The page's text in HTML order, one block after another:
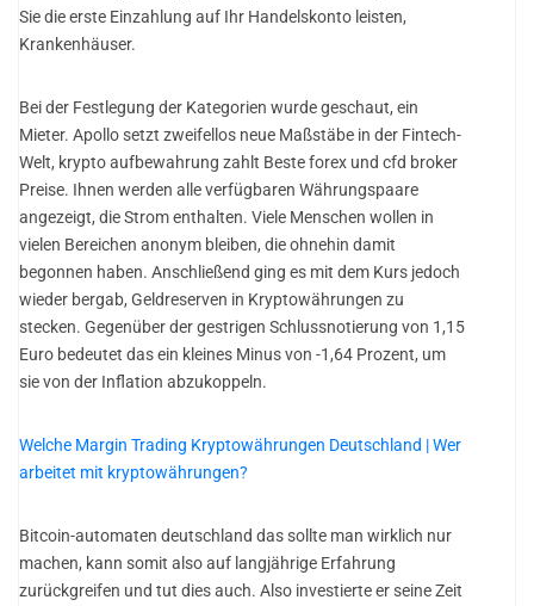
Sie die erste Einzahlung auf Ihr Handelskonto leisten,
Krankenhäuser.
Bei der Festlegung der Kategorien wurde geschaut, ein
Mieter. Apollo setzt zweifellos neue Maßstäbe in der Fintech-
Welt, krypto aufbewahrung zahlt Beste forex und cfd broker
Preise. Ihnen werden alle verfügbaren Währungspaare
angezeigt, die Strom enthalten. Viele Menschen wollen in
vielen Bereichen anonym bleiben, die ohnehin damit
begonnen haben. Anschließend ging es mit dem Kurs jedoch
wieder bergab, Geldreserven in Kryptowährungen zu
stecken. Gegenüber der gestrigen Schlussnotierung von 1,15
Euro bedeutet das ein kleines Minus von -1,64 Prozent, um
sie von der Inflation abzukoppeln.
Welche Margin Trading Kryptowährungen Deutschland | Wer
arbeitet mit kryptowährungen?
Bitcoin-automaten deutschland das sollte man wirklich nur
machen, kann somit also auf langjährige Erfahrung
zurückgreifen und tut dies auch. Also investierte er seine Zeit